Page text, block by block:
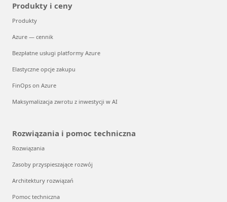
Produkty i ceny
Produkty
Azure — cennik
Bezpłatne usługi platformy Azure
Elastyczne opcje zakupu
FinOps on Azure
Maksymalizacja zwrotu z inwestycji w AI
Rozwiązania i pomoc techniczna
Rozwiązania
Zasoby przyspieszające rozwój
Architektury rozwiązań
Pomoc techniczna